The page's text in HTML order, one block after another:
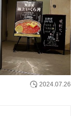
プライバシーポリシー
お問い合わせ
2024.07.26